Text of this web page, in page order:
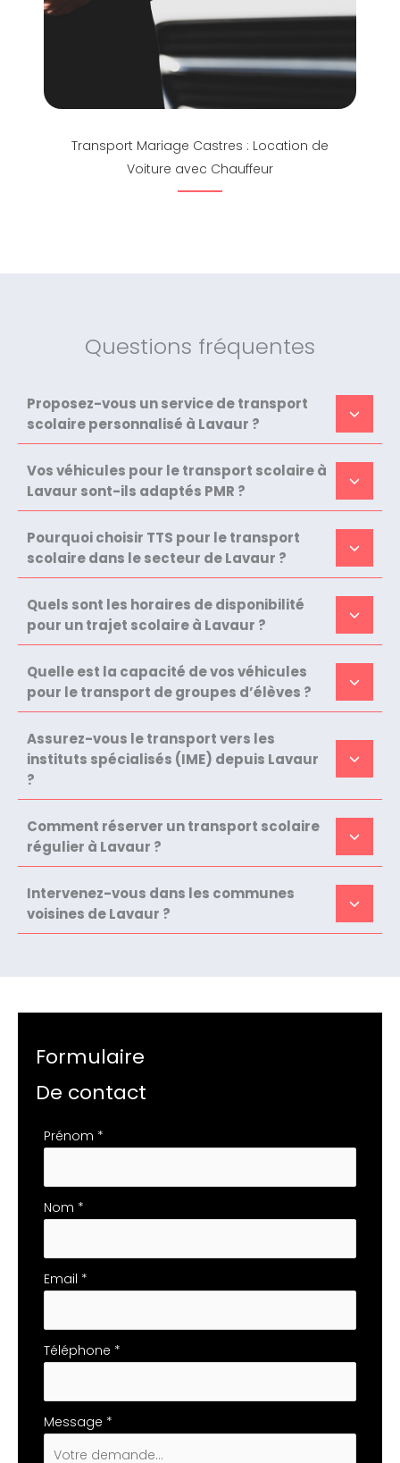
Transport Mariage Castres : Location de
Voiture avec Chauffeur
Questions fréquentes
Proposez-vous un service de transport
scolaire personnalisé à Lavaur ?
Vos véhicules pour le transport scolaire à
Lavaur sont-ils adaptés PMR ?
Pourquoi choisir TTS pour le transport
scolaire dans le secteur de Lavaur ?
Quels sont les horaires de disponibilité
pour un trajet scolaire à Lavaur ?
Quelle est la capacité de vos véhicules
pour le transport de groupes d’élèves ?
Assurez-vous le transport vers les
instituts spécialisés (IME) depuis Lavaur
?
Comment réserver un transport scolaire
régulier à Lavaur ?
Intervenez-vous dans les communes
voisines de Lavaur ?
Formulaire
De contact
Formulaire
téléphone
Prénom *
Nom *
Email *
Téléphone *
Message *